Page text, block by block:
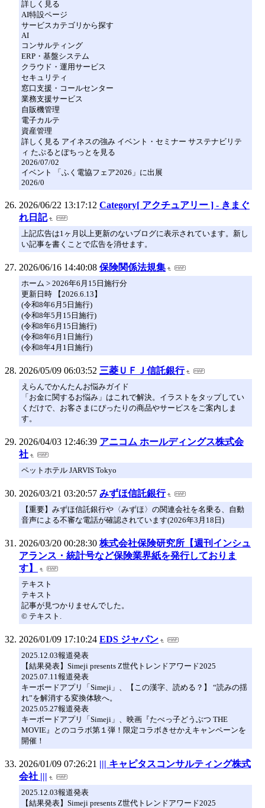
詳しく見る
AI特設ページ
サービスカテゴリから探す
AI
コンサルティング
ERP・基盤システム
クラウド・運用サービス
セキュリティ
窓口支援・コールセンター
業務支援サービス
自販機管理
電子カルテ
資産管理
詳しく見る アイネスの強み イベント・セミナー サステナビリテ
ィ たぷるとぽちっとを見る
2026/07/02
イベント 「ふく電協フェア2026」に出展
2026/0
2026/06/22 13:17:12 Category[ アクチュアリー ] - きまぐ
れ日記
上記広告は1ヶ月以上更新のないブログに表示されています。新し
い記事を書くことで広告を消せます。
2026/06/16 14:40:08 保険関係法規集
ホーム > 2026年6月15日施行分
更新日時 【2026.6.13】
(令和8年6月5日施行)
(令和8年5月15日施行)
(令和8年6月15日施行)
(令和8年6月1日施行)
(令和8年4月1日施行)
2026/05/09 06:03:52 三菱ＵＦＪ信託銀行
えらんでかんたんお悩みガイド
「お金に関するお悩み」はこれで解決。イラストをタップしてい
くだけで、お客さまにぴったりの商品やサービスをご案内しま
す。
2026/04/03 12:46:39 アニコム ホールディングス株式会
社
ペットホテル JARVIS Tokyo
2026/03/21 03:20:57 みずほ信託銀行
【重要】みずほ信託銀行や〈みずほ〉の関連会社を名乗る、自動
音声による不審な電話が確認されています(2026年3月18日)
2026/03/20 00:28:30 株式会社保険研究所【週刊インシュ
アランス・統計号など保険業界紙を発行しておりま
す】
テキスト
テキスト
記事が見つかりませんでした。
© テキスト.
2026/01/09 17:10:24 EDS ジャパン
2025.12.03報道発表
【結果発表】Simeji presents Z世代トレンドアワード2025
2025.07.11報道発表
キーボードアプリ「Simeji」、【この漢字、読める？】 “読みの揺
れ”を解消する変換体験へ。
2025.05.27報道発表
キーボードアプリ「Simeji」、映画『たべっ子どうぶつ THE
MOVIE』とのコラボ第１弾！限定コラボきせかえキャンペーンを
開催！
2026/01/09 07:26:21 ||| キャピタスコンサルティング株式
会社 |||
2025.12.03報道発表
【結果発表】Simeji presents Z世代トレンドアワード2025